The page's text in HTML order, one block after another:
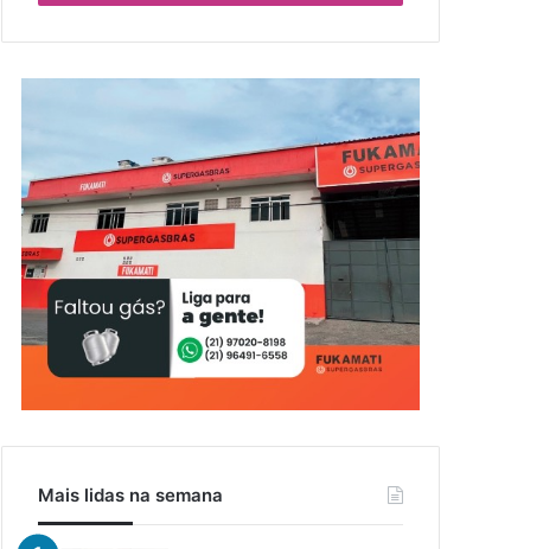
Mais lidas na semana